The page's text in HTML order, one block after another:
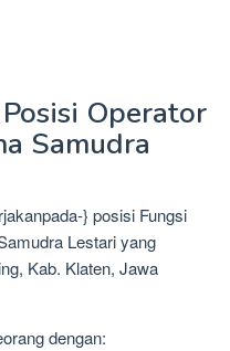
Operator
Samudra
} posisi Fungsi
Lestari yang
Kab. Klaten, Jawa
dengan: